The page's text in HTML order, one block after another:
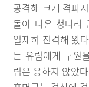
공격해 크게 격파
돌아 나온 청나라
일제히 진격해 왔
는 유림에게 구원
림은 응하지 않았